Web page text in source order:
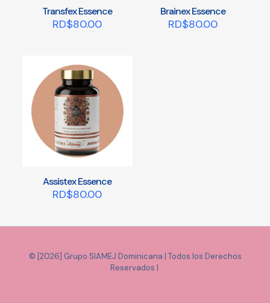
Transfex Essence
RD$80.00
Brainex Essence
RD$80.00
Assistex Essence
RD$80.00
© [2026] Grupo SIAMEJ Dominicana | Todos los Derechos
Reservados |